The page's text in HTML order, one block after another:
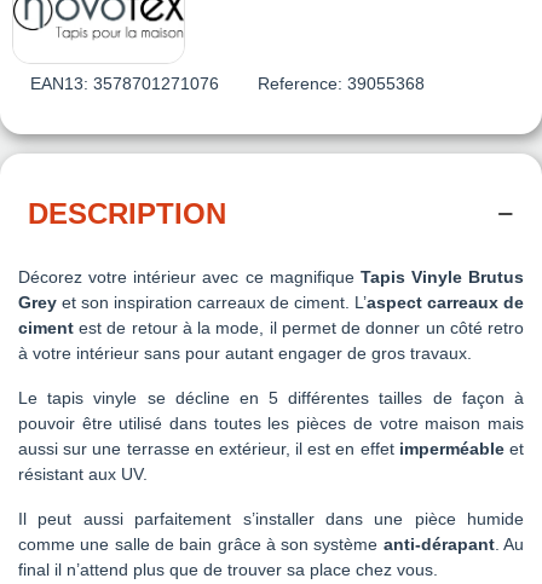
EAN13: 3578701271076 Reference: 39055368
DESCRIPTION
Décorez votre intérieur avec ce magnifique Tapis Vinyle Brutus
Grey et son inspiration carreaux de ciment. L’aspect carreaux de
ciment est de retour à la mode, il permet de donner un côté retro
à votre intérieur sans pour autant engager de gros travaux.
Le tapis vinyle se décline en 5 différentes tailles de façon à
pouvoir être utilisé dans toutes les pièces de votre maison mais
aussi sur une terrasse en extérieur, il est en effet imperméableet
résistant aux UV.
Il peut aussi parfaitement s’installer dans une pièce humide
comme une salle de bain grâce à son système anti-dérapant. Au
final il n’attend plus que de trouver sa place chez vous.